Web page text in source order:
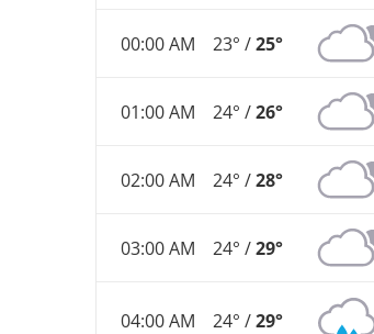
00:00 AM 23° /25°
01:00 AM 24° /26°
02:00 AM 24° /28°
03:00 AM 24° /29°
04:00 AM 24° /29°